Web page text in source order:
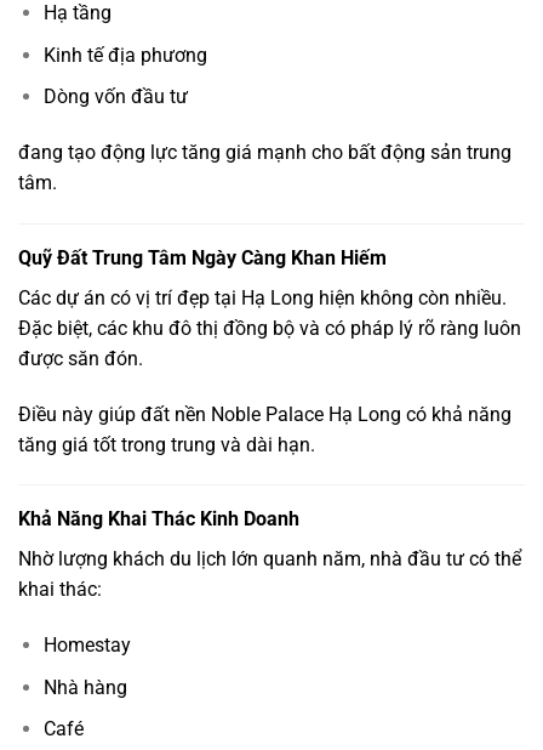
Hạ tầng
Kinh tế địa phương
Dòng vốn đầu tư
đang tạo động lực tăng giá mạnh cho bất động sản trung
tâm.
Quỹ Đất Trung Tâm Ngày Càng Khan Hiếm
Các dự án có vị trí đẹp tại Hạ Long hiện không còn nhiều.
Đặc biệt, các khu đô thị đồng bộ và có pháp lý rõ ràng luôn
được săn đón.
Điều này giúp đất nền Noble Palace Hạ Long có khả năng
tăng giá tốt trong trung và dài hạn.
Khả Năng Khai Thác Kinh Doanh
Nhờ lượng khách du lịch lớn quanh năm, nhà đầu tư có thể
khai thác:
Homestay
Nhà hàng
Café